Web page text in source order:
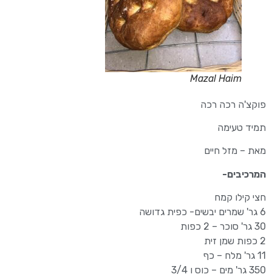
Mazal Haim
פוקצ'ה רכה רכה
תמיד טעימה
מאת – מזל חיים
המרכיבים-
חצי קילו קמח
6 גר' שמרים יבשים- כפית גדושה
30 גר' סוכר – 2 כפות
2 כפות שמן זית
11 גר' מלח – כף
350 גר' מים – כוס ו 3/4